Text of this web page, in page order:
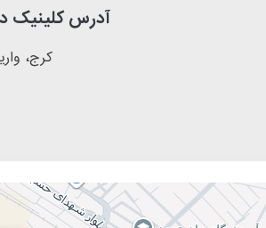
آدرس کلینیک
کرج،